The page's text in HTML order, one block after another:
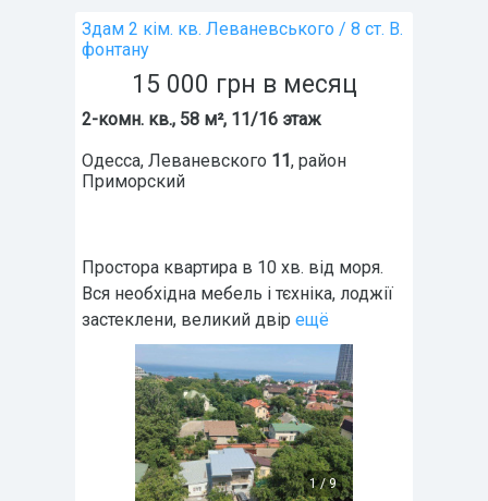
Здам 2 кім. кв. Леваневського / 8 ст. В.
фонтану
15 000 грн в месяц
2-комн. кв., 58 м², 11/16 этаж
Одесса, Леваневского 11, район
Приморский
Простора квартира в 10 хв. від моря.
Вся необхідна мебель і тєхніка, лоджії
застеклени, великий двір ещё
1/9